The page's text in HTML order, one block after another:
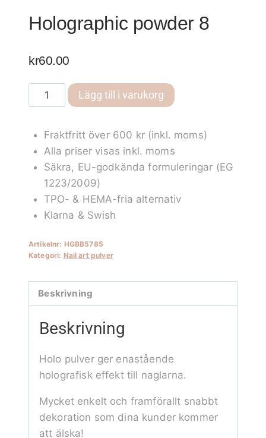
Holographic powder 8
kr60.00
Holographic
powder
mängd
Lägg till i varukorg
Fraktfritt över 600 kr (inkl. moms)
Alla priser visas inkl. moms
Säkra, EU-godkända formuleringar (EG
1223/2009)
TPO- & HEMA-fria alternativ
Klarna & Swish
Artikelnr: HGBB5785
Kategori: Nail art pulver
Beskrivning
Beskrivning
Holo pulver ger enastående
holografisk effekt till naglarna.
Mycket enkelt och framförallt snabbt
dekoration som dina kunder kommer
att älska!